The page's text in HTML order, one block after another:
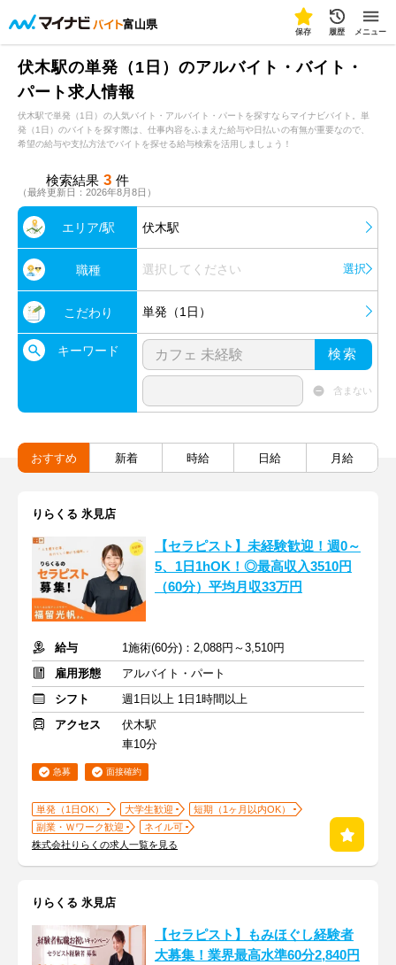
富山県
保存 履歴 メニュー
伏木駅の単発（1日）のアルバイト・バイト・
パート求人情報
伏木駅で単発（1日）の人気バイト・アルバイト・パートを探すならマイナビバイト。単
発（1日）のバイトを探す際は、仕事内容をふまえた給与や日払いの有無が重要なので、
希望の給与や支払方法でバイトを探せる給与検索を活用しましょう！
検索結果 3 件
（最終更新日：2026年8月8日）
エリア/駅 伏木駅
職種 選択してください 選択
こだわり 単発（1日）
キーワード 検索
含まない
おすすめ 新着 時給 日給 月給
りらくる 氷見店
【セラピスト】未経験歓迎！週0～
5、1日1hOK！◎最高収入3510円
（60分）平均月収33万円
給与
1施術(60分)：2,088円～3,510円
雇用形態
アルバイト・パート
シフト
週1日以上 1日1時間以上
アクセス
伏木駅
車10分
急募 面接確約
単発（1日OK） 大学生歓迎
短期（1ヶ月以内OK）
副業・Ｗワーク歓迎
ネイル可
株式会社りらくの求人一覧を見る
りらくる 氷見店
【セラピスト】もみほぐし経験者
大募集！業界最高水準60分2,840円